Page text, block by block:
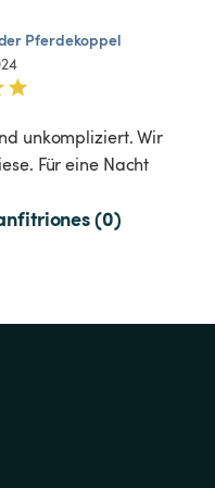
Pferdekoppel
unkompliziert. Wir
Für eine Nacht
(0)